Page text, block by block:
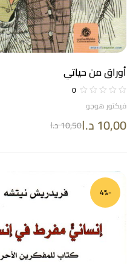
أوراق من حياتي
0
فيكتور هوجو
10,50د.ا 10,00د.ا
-4%